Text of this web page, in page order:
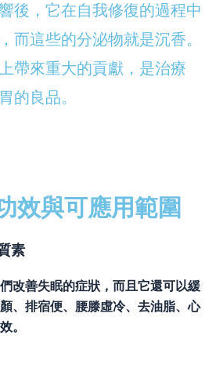
後，它在自我修復的過程中
而這些的分泌物就是沉香。
帶來重大的貢獻，是治療
的良品。
效與可應用範圍
素
改善失眠的症狀，而且它還可以緩
、排宿便、腰滕虛冷、去油脂、心
。